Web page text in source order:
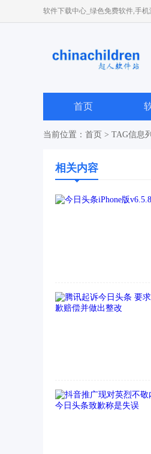
软件下载中心_绿色免费软件,手
首页
当前位置： 首页 > TAG信息
相关内容